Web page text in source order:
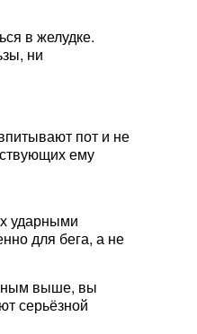
в желудке.
ни
пот и не
ему
ударными
для бега, а не
выше, вы
серьёзной